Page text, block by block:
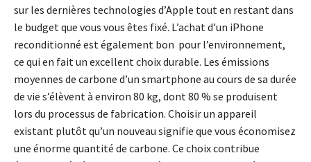
sur les dernières technologies d’Apple tout en restant dans
le budget que vous vous êtes fixé. L’achat d’un iPhone
reconditionné est également bon pour l’environnement,
ce qui en fait un excellent choix durable. Les émissions
moyennes de carbone d’un smartphone au cours de sa durée
de vie s’élèvent à environ 80 kg, dont 80 % se produisent
lors du processus de fabrication. Choisir un appareil
existant plutôt qu’un nouveau signifie que vous économisez
une énorme quantité de carbone. Ce choix contribue